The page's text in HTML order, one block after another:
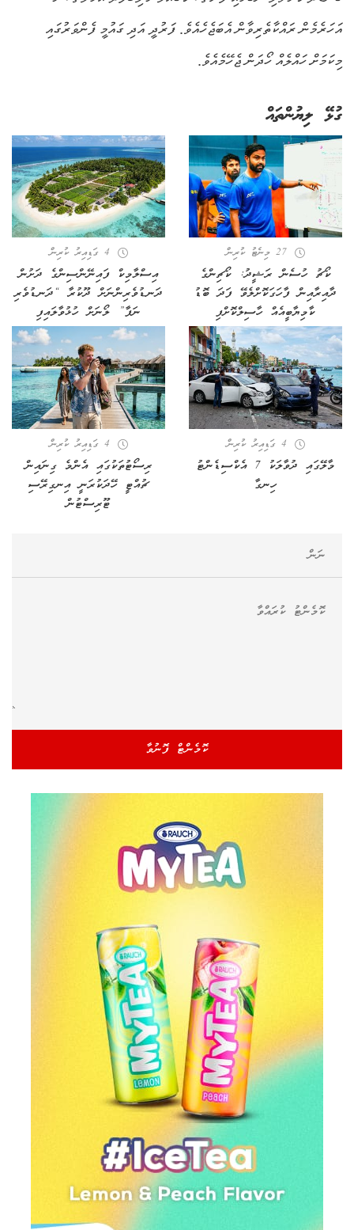
އަހަރެމެން ރައްކާތެރިވާން އެބަޖެހެއެވެ. ފަރުދީ އަދި ގައުމީ ފެންވަރުގައި
މިކަމަށް ހައްލެއް ހޯދަން ޖެހޭމެއެވެ.
ގުޅޭ ލިޔުންތައް
27 މިނެޓު ކުރިން
ކޯޗު ހުސެން ރަޝީދު: ކޯޗިންގެ
ދާއިރާއިން ފާހަގަކޮށްލެވޭ ފަދަ ބޮޑު
ކާމިޔާބީއެއް ހާސިލްކޮށްފި
4 ގަޑިއިރު ކުރިން
އިސްލާމިކް ފައިނޭންސިންގެ ދަށުން
ދަނޑުވެރިންނަށް ދޫކުރާ “ދަނޑުވެރި
ނަފާ” ލޯނަށް ހުޅުވާލައިފި
4 ގަޑިއިރު ކުރިން
މާލޭގައި ދުވާލަކު 7 އެކްސިޑެންޓު
ހިނގާ
4 ގަޑިއިރު ކުރިން
ރިސޯޓުތަކުގައި އެންމެ ގިނައިން
ޗުއްޓީ ހޭދަކުރަނީ އިނގިރޭސި
ޓޫރިސްޓުން